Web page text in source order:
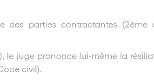
des parties contractantes
le juge prononce lui-même la
civil).